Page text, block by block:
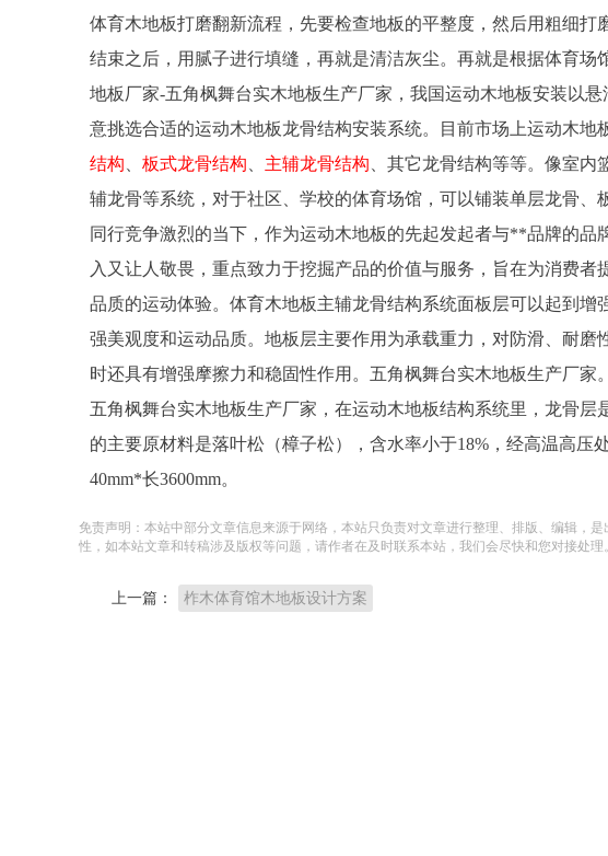
体育木地板打磨翻新流程，先要检查地板的平整度，然后用粗细
结束之后，用腻子进行填缝，再就是清洁灰尘。再就是根据体育
地板厂家-五角枫舞台实木地板生产厂家，我国运动木地板安装以
意挑选合适的运动木地板龙骨结构安装系统。目前市场上运动木地
结构
板式龙骨结构 主辅龙骨结构 、其它龙骨结构等等。像室
辅龙骨等系统，对于社区、学校的体育场馆，可以铺装单层龙骨、
同行竞争激烈的当下，作为运动木地板的先起发起者与**品牌的
入又让人敬畏，重点致力于挖掘产品的价值与服务，旨在为消费
品质的运动体验。体育木地板主辅龙骨结构系统面板层可以起到
强美观度和运动品质。地板层主要作用为承载重力，对防滑、耐磨
时还具有增强摩擦力和稳固性作用。五角枫舞台实木地板生产厂家。
五角枫舞台实木地板生产厂家，在运动木地板结构系统里，龙骨
的主要原材料是落叶松（樟子松），含水率小于18%，经高温高压
40mm*长3600mm。
免责声明：本站中部分文章信息来源于网络，本站只负责对文章进行整理、排版、编辑，
性，如本站文章和转稿涉及版权等问题，请作者在及时联系本站，我们会尽快和您对接处理
上一篇： 柞木体育馆木地板设计方案